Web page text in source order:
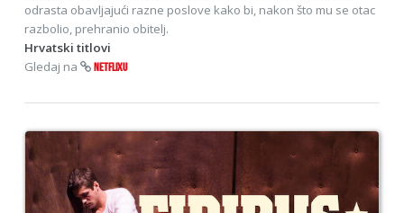
odrasta obavljajući razne poslove kako bi, nakon što mu se otac
razbolio, prehranio obitelj.
Hrvatski titlovi
Gledaj na
NETFLIXU